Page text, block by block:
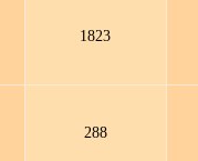
1823
288